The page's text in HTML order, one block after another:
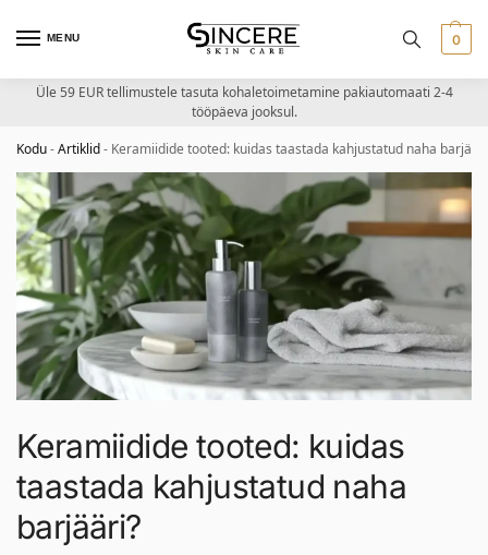
MENU 0
Üle 59 EUR tellimustele tasuta kohaletoimetamine pakiautomaati 2-4
tööpäeva jooksul.
Kodu-Artiklid- Keramiidide tooted: kuidas taastada kahjustatud naha
Keramiidide tooted: kuidas
taastada kahjustatud naha
barjääri?